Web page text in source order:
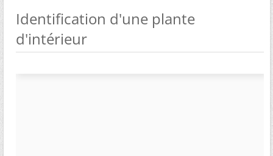
Identification d'une plante
d'intérieur